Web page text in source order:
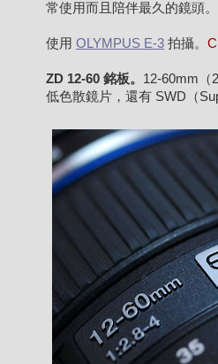
常使用而且陪伴最久的鏡頭。
使用 OLYMPUS E-3 拍攝。
ZD 12-60 銘板。 12-60mm（
低色散鏡片，還有 SWD（